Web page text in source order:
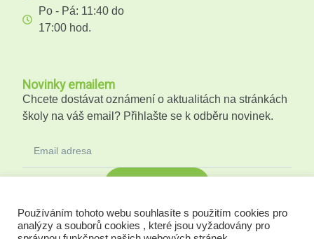
Po - Pá: 11:40 do
17:00 hod.
Novinky emailem
Chcete dostávat oznámení o aktualitách na stránkách
školy na váš email? Přihlašte se k odběru novinek.
Používáním tohoto webu souhlasíte s použitím cookies pro
analýzy a souborů cookies , které jsou vyžadovány pro